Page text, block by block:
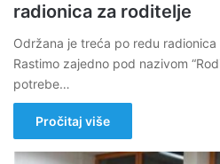
radionica za roditelje
Održana je treća po redu
Rastimo zajedno pod nazivom
potrebe…
Pročitaj više